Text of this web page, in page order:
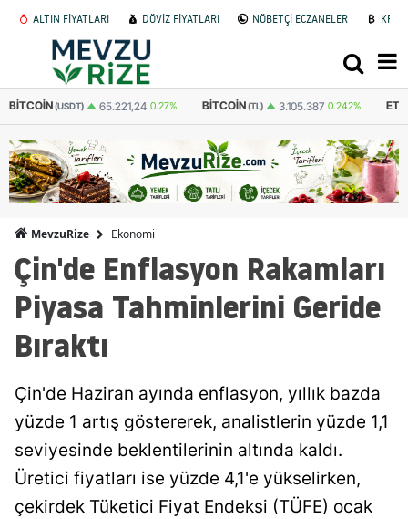
ALTIN FİYATLARI DÖVİZ FİYATLARI NÖBETÇİ ECZANELER
BITCOIN(TL) 3.105.387 0.242% ETHEREUM(TL) 91.686 0.227%
MevzuRize Ekonomi
Çin'de Enflasyon Rakamları
Piyasa Tahminlerini Geride
Bıraktı
Çin'de Haziran ayında enflasyon, yıllık bazda
yüzde 1 artış göstererek, analistlerin yüzde 1,1
seviyesinde beklentilerinin altında kaldı.
Üretici fiyatları ise yüzde 4,1'e yükselirken,
çekirdek Tüketici Fiyat Endeksi (TÜFE) ocak